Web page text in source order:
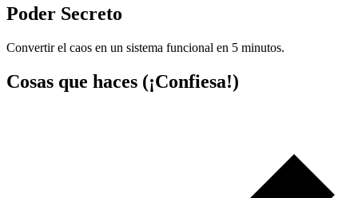
Poder Secreto
Convertir el caos en un sistema funcional en 5 minutos.
Cosas que haces (¡Confiesa!)